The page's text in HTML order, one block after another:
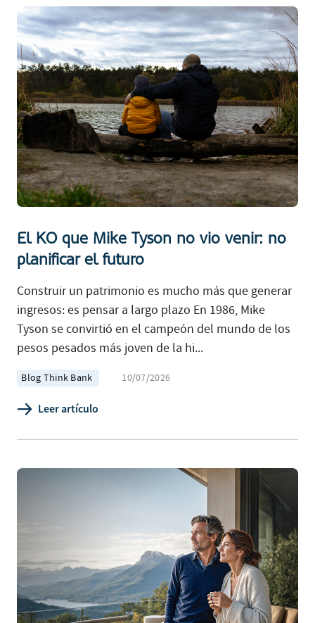
El KO que Mike Tyson no vio venir: no
planificar el futuro
Construir un patrimonio es mucho más que generar
ingresos: es pensar a largo plazo En 1986, Mike
Tyson se convirtió en el campeón del mundo de los
pesos pesados más joven de la hi...
Blog Think Bank 10/07/2026
Leer artículo